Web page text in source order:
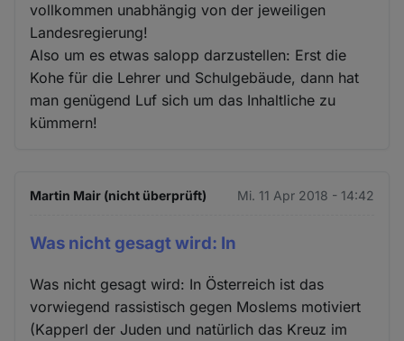
vollkommen unabhängig von der jeweiligen
Landesregierung!
Also um es etwas salopp darzustellen: Erst die
Kohe für die Lehrer und Schulgebäude, dann hat
man genügend Luf sich um das Inhaltliche zu
kümmern!
Martin Mair (nicht überprüft) Mi. 11 Apr 2018 - 14:42
Was nicht gesagt wird: In
Was nicht gesagt wird: In Österreich ist das
vorwiegend rassistisch gegen Moslems motiviert
(Kapperl der Juden und natürlich das Kreuz im